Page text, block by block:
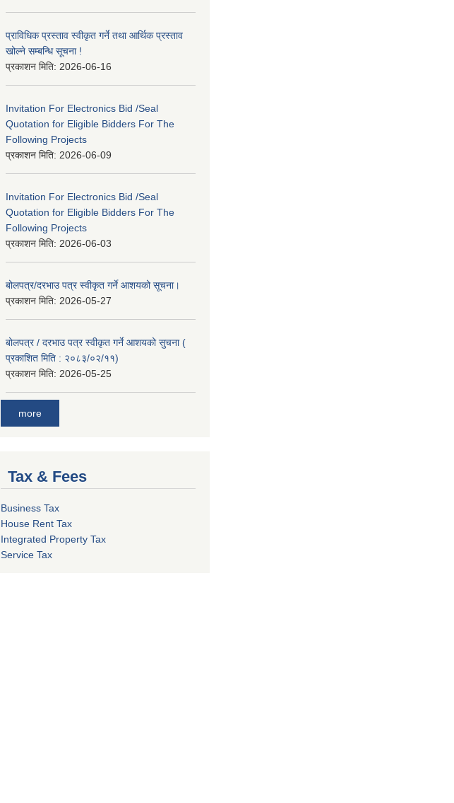
प्राविधिक प्रस्ताव स्वीकृत गर्ने तथा आर्थिक प्रस्ताव
खोल्ने सम्बन्धि सूचना !
प्रकाशन मिति: 2026-06-16
Invitation For Electronics Bid /Seal
Quotation for Eligible Bidders For The
Following Projects
प्रकाशन मिति: 2026-06-09
Invitation For Electronics Bid /Seal
Quotation for Eligible Bidders For The
Following Projects
प्रकाशन मिति: 2026-06-03
बोलपत्र/दरभाउ पत्र स्वीकृत गर्ने आशयको सूचना।
प्रकाशन मिति: 2026-05-27
बोलपत्र / दरभाउ पत्र स्वीकृत गर्ने आशयको सुचना (
प्रकाशित मिति : २०८३/०२/११)
प्रकाशन मिति: 2026-05-25
more
Tax & Fees
Business Tax
House Rent Tax
Integrated Property Tax
Service Tax